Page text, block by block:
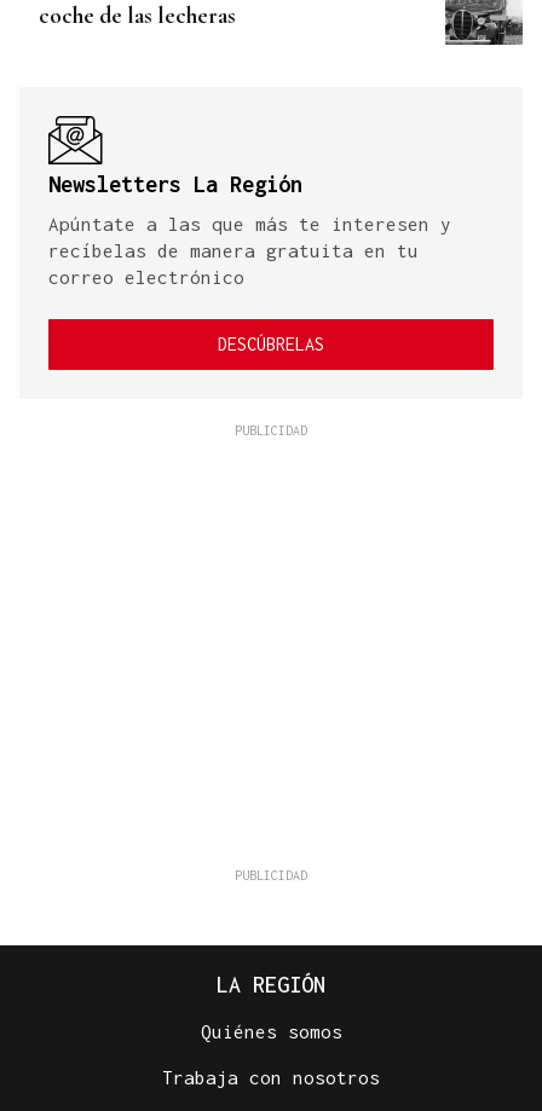
coche de las lecheras
Newsletters La Región
Apúntate a las que más te interesen y
recíbelas de manera gratuita en tu
correo electrónico
DESCÚBRELAS
LA REGIÓN
Quiénes somos
Trabaja con nosotros